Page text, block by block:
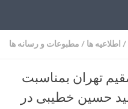
/ اطلاعیه ها / مطبوعات و رسانه ها
تهران بمناسبت
حسین خطیبی در